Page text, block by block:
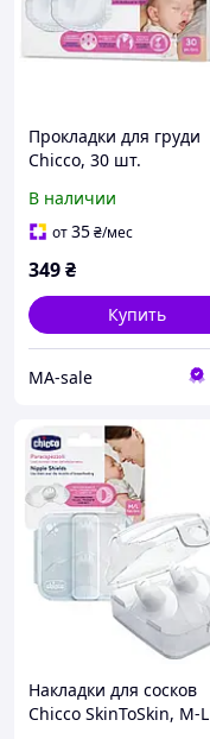
Прокладки для груди
Chicco, 30 шт.
В наличии
от35₴/мес
349₴
Купить
МА-sale
Накладки для сосков
Chicco SkinToSkin, M-L